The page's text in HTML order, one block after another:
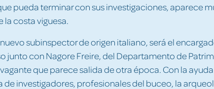
pueda terminar con sus investigaciones, aparece
la costa viguesa.
subinspector de origen italiano, será el
junto con Nagore Freire, del Departamento de
que parece salida de otra época. Con la
de investigadores, profesionales del buceo, la